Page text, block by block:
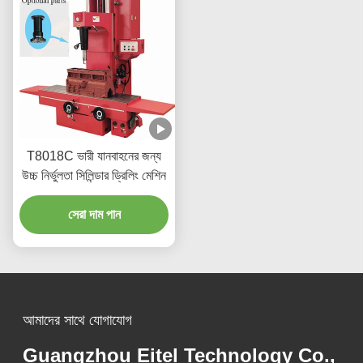
T8018C ভারী যানবাহনের জন্য
উচ্চ নির্ভুলতা সিলিন্ডার ড্রিলিং মেশিন
সেরা দাম পান
আমাদের সাথে যোগাযোগ
Guangzhou Eitel Technology Co.,